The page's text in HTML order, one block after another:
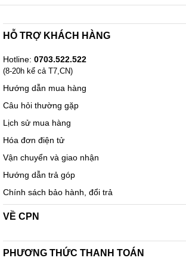
USB 3.2 Gen2 Type-C ® phía sau cho kết nối
FUSION 2.0 hỗ trợ Dải đèn LED
RGB & LED có thể định địa chỉ
Quạt thông minh 6 có nhiều cảm biến nhiệt
với FAN STOP
Q-Flash Plus Cập nhật BIOS mà không cần cài
với https://www.gigabyte.com/vn/Motherboard/
rev-10#kf
HỖ TRỢ KHÁCH HÀNG
Hotline: 0703.522.522
(8-20h kể cả T7,CN)
Hướng dẫn mua hàng
Câu hỏi thường gặp
Lịch sử mua hàng
Hóa đơn điện tử
Vận chuyển và giao nhận
Hướng dẫn trả góp
Chính sách bảo hành, đổi trả
VỀ CPN
PHƯƠNG THỨC THANH TOÁN